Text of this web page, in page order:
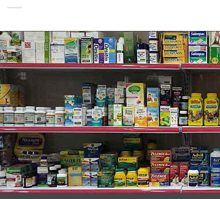
niệu khỏe mạnh.
✓Cải thiện các vấn đề yếu sinh lý liên quan tinh trùng,
bất lực, mối quan hệ vợ chồng…
✓Hỗ trợ sản xuất tinh trùng khỏe và lực lượng hùng
hậu.
✓Nâng cao sức đề kháng, khả năng chống oxy hóa
của cơ thể người đàn ông.
Thành phần hải cẩu hoàn Marlyn Extra
Gold Super Seal Formula 42